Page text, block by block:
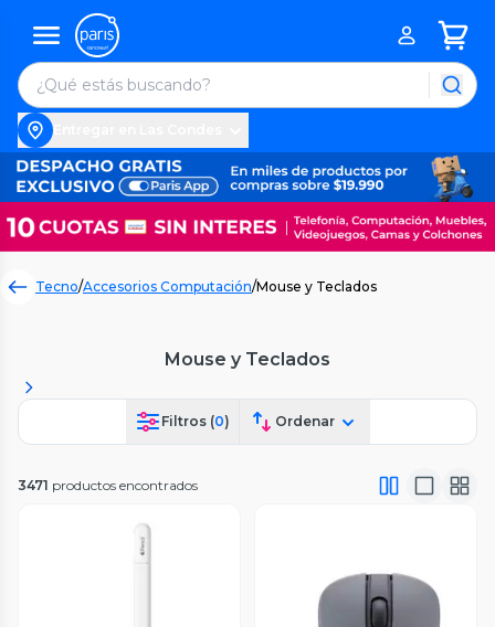
Tecno/Accesorios Computación/Mouse y Teclados
Mouse y Teclados
Filtros (0) Ordenar
3471 productos encontrados